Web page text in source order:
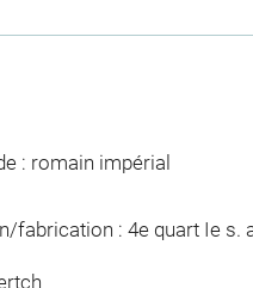
: romain impérial
fabrication : 4e quart Ie s.